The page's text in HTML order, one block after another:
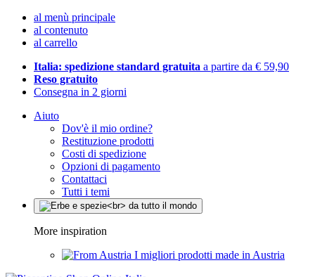
al menù principale
al contenuto
al carrello
Italia: spedizione standard gratuita a partire da € 59,90
Reso gratuito
Consegna in 2 giorni
Aiuto
Dov'è il mio ordine?
Restituzione prodotti
Costi di spedizione
Opzioni di pagamento
Contattaci
Tutti i temi
More inspiration
I migliori prodotti made in Austria